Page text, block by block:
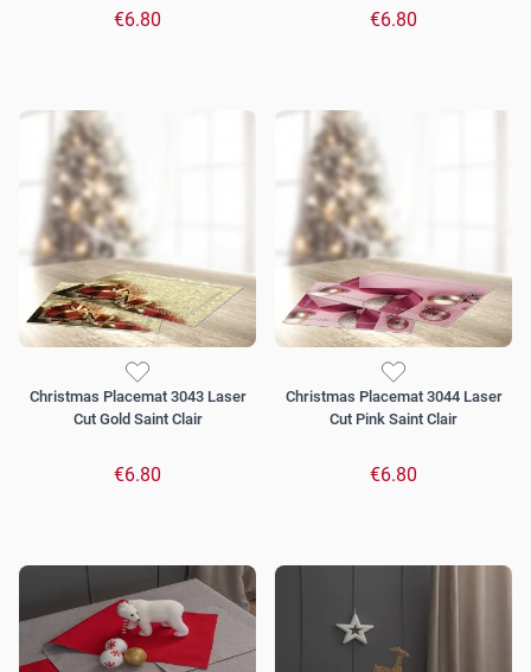
€6.80 €6.80
Christmas Placemat 3043 Laser
Cut Gold Saint Clair
€6.80
Christmas Placemat 3044 Laser
Cut Pink Saint Clair
€6.80